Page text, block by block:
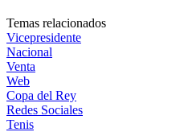
Temas relacionados
Vicepresidente
Nacional
Venta
Web
Copa del Rey
Redes Sociales
Tenis